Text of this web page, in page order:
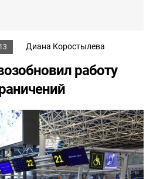
Диана Коростылева
работу